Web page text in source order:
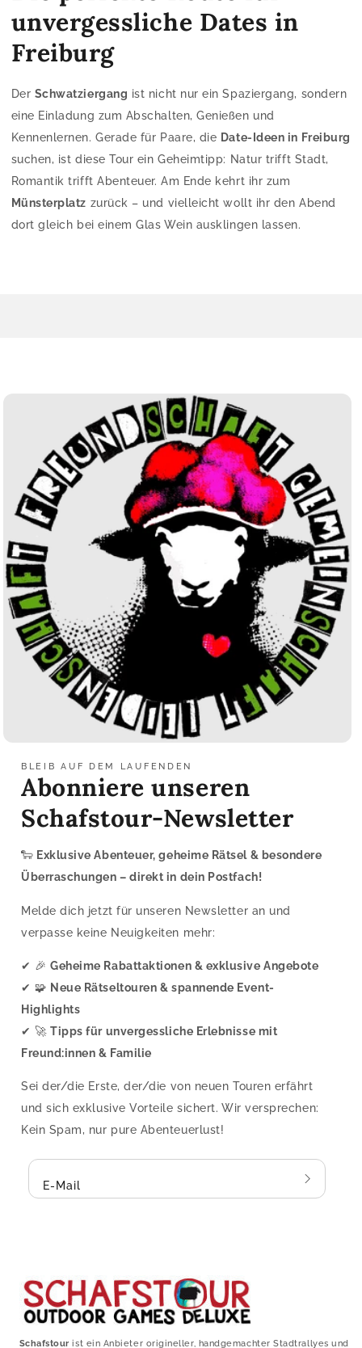
unvergessliche Dates in
Freiburg
Der Schwatziergang ist nicht nur ein Spaziergang, sondern
eine Einladung zum Abschalten, Genießen und
Kennenlernen. Gerade für Paare, die Date-Ideen in Freiburg
suchen, ist diese Tour ein Geheimtipp: Natur trifft Stadt,
Romantik trifft Abenteuer. Am Ende kehrt ihr zum
Münsterplatz zurück – und vielleicht wollt ihr den Abend
dort gleich bei einem Glas Wein ausklingen lassen.
BLEIB AUF DEM LAUFENDEN
Abonniere unseren
Schafstour-Newsletter
🐑 Exklusive Abenteuer, geheime Rätsel & besondere
Überraschungen – direkt in dein Postfach!
Melde dich jetzt für unseren Newsletter an und
verpasse keine Neuigkeiten mehr:
✔ 🎉Geheime Rabattaktionen & exklusive Angebote
✔ 🧩 Neue Rätseltouren & spannende Event-
Highlights
✔ 🚀Tipps für unvergessliche Erlebnisse mit
Freund:innen & Familie
Sei der/die Erste, der/die von neuen Touren erfährt
und sich exklusive Vorteile sichert. Wir versprechen:
Kein Spam, nur pure Abenteuerlust!
E-Mail
Schafstour ist ein Anbieter origineller, handgemachter Stadtrallyes und